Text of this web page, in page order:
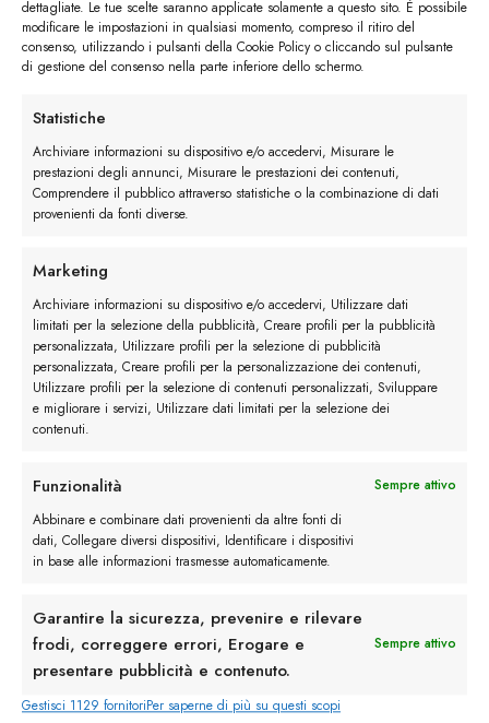
dettagliate. Le tue scelte saranno applicate solamente a questo sito. È possibile
modificare le impostazioni in qualsiasi momento, compreso il ritiro del
consenso, utilizzando i pulsanti della Cookie Policy o cliccando sul pulsante
di gestione del consenso nella parte inferiore dello schermo.
Statistiche
Archiviare informazioni su dispositivo e/o accedervi, Misurare le
prestazioni degli annunci, Misurare le prestazioni dei contenuti,
Comprendere il pubblico attraverso statistiche o la combinazione di dati
provenienti da fonti diverse.
Marketing
Archiviare informazioni su dispositivo e/o accedervi, Utilizzare dati
limitati per la selezione della pubblicità, Creare profili per la pubblicità
personalizzata, Utilizzare profili per la selezione di pubblicità
personalizzata, Creare profili per la personalizzazione dei contenuti,
Utilizzare profili per la selezione di contenuti personalizzati, Sviluppare
e migliorare i servizi, Utilizzare dati limitati per la selezione dei
contenuti.
Funzionalità
Sempre attivo
Abbinare e combinare dati provenienti da altre fonti di
dati, Collegare diversi dispositivi, Identificare i dispositivi
in base alle informazioni trasmesse automaticamente.
Garantire la sicurezza, prevenire e rilevare
frodi, correggere errori, Erogare e
presentare pubblicità e contenuto.
Sempre attivo
Gestisci 1129 fornitoriPer saperne di più su questi scopi
Mocassini e jeans
l’abbinamento jeans-mocassino. Per questo il
consiglio è di optare per unmocassino
scamosciatodal design classico e senza nappine,
che si sposa benissimo a un paio di jeans blu